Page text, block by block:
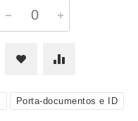
Porta-documentos e ID